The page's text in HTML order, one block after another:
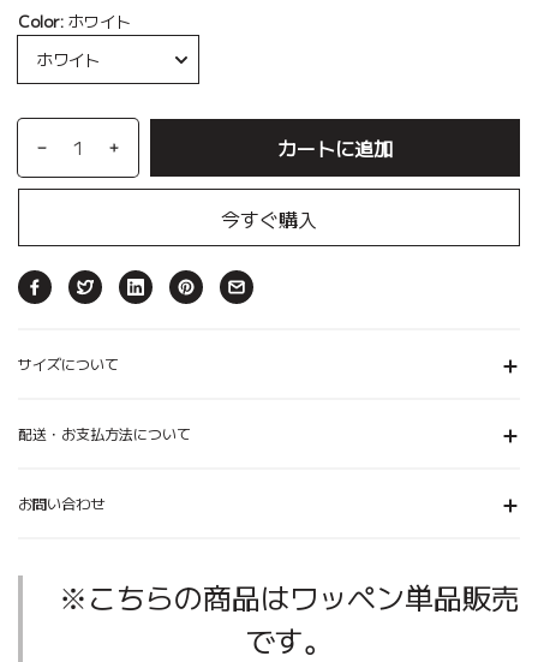
Color: ホワイト
カートに追加
今すぐ購入
サイズについて
配送・お支払方法について
お問い合わせ
※こちらの商品はワッペン単品販売
です。